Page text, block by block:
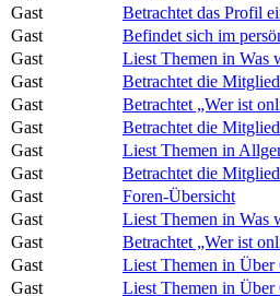
Gast
Betrachtet das Profil
Gast
Befindet sich im
Gast
Liest Themen in Was
Gast
Betrachtet die
Gast
Betrachtet „Wer ist
Gast
Betrachtet die
Gast
Liest Themen in
Gast
Betrachtet die
Gast
Foren-Übersicht
Gast
Liest Themen in Was
Gast
Betrachtet „Wer ist
Gast
Liest Themen in
Gast
Liest Themen in